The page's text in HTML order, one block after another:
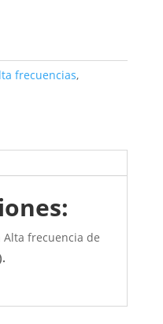
frecuencias,
frecuencia de